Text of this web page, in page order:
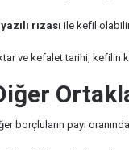
yazılı rızası ile kefil
ve kefalet tarihi, kefilin
borçluların payı